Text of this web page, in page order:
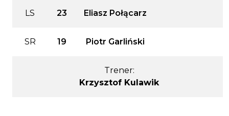
LS 23 Eliasz Połącarz
SR 19 Piotr Garliński
Trener:
Krzysztof Kulawik